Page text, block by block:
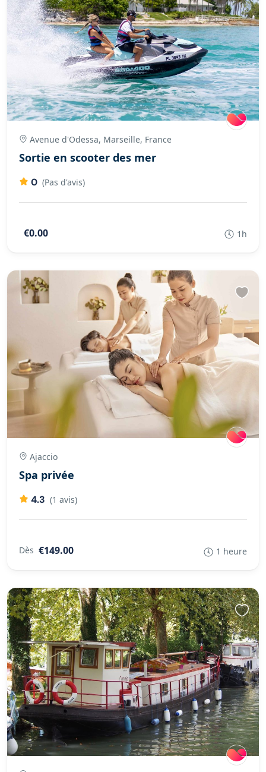
Avenue d'Odessa, Marseille, France
Sortie en scooter des mer
0 (Pas d'avis)
€0.00 1h
Ajaccio
Spa privée
4.3 (1 avis)
Dès €149.00 1 heure